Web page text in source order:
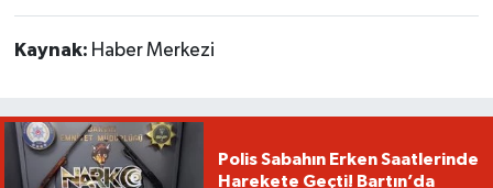
Kaynak: Haber Merkezi
Polis Sabahın Erken Saatlerinde
Harekete Geçti! Bartın’da